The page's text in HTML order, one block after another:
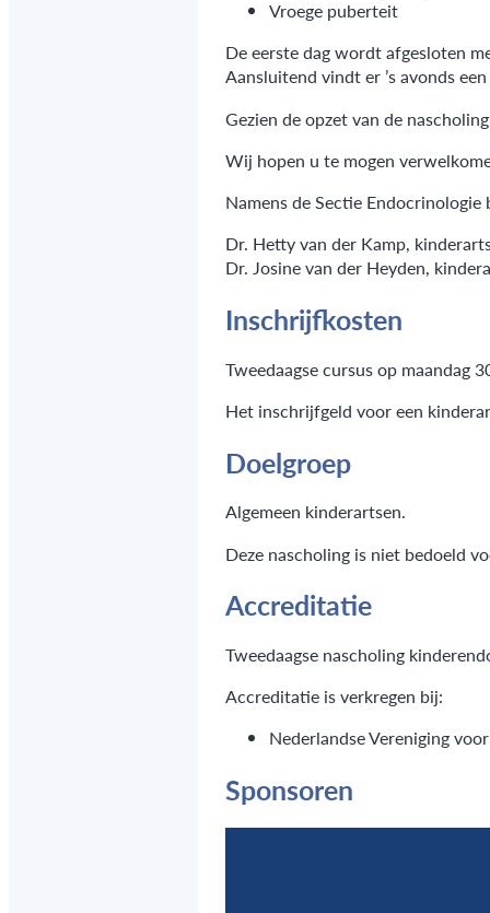
Vroege puberteit
De eerste dag wordt afgesloten
Aansluitend vindt er ’s avonds
Gezien de opzet van de
Wij hopen u te mogen
Namens de Sectie
Dr. Hetty van der Kamp,
Dr. Josine van der Heyden,
Inschrijfkosten
Tweedaagse cursus op maandag
Het inschrijfgeld voor een
Doelgroep
Algemeen kinderartsen.
Deze nascholing is niet bedoeld
Accreditatie
Tweedaagse nascholing
Accreditatie is verkregen bij:
Nederlandse Vereniging
Sponsoren